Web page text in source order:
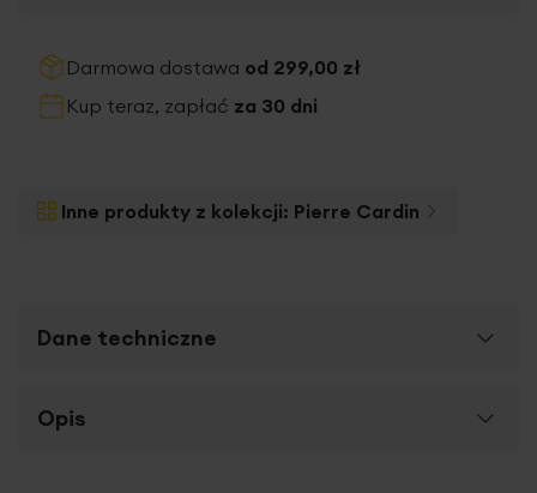
Darmowa dostawa od 299,00 zł
Kup teraz, zapłać za 30 dni
Inne produkty z kolekcji: Pierre Cardin
Dane techniczne
Więcej
SKU
Opis